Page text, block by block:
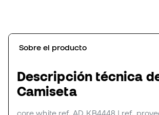
Sobre el producto
Descripción técnica
Camiseta
core white ref. AD_KB4448 | ref.